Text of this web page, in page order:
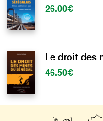
26.00€
Le droit des
46.50€